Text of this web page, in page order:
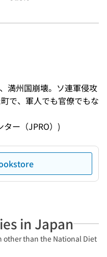
満州国崩壊。ソ連軍侵攻
で、軍人でも官僚でもな
ー（JPRO）)
in Japan
other than the National Diet